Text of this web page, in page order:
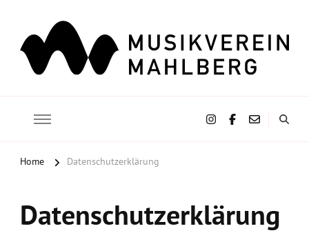
Home Datenschutzerklärung
Datenschutzerklärung